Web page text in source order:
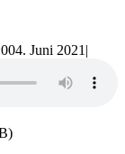
4. Juni 2021 |